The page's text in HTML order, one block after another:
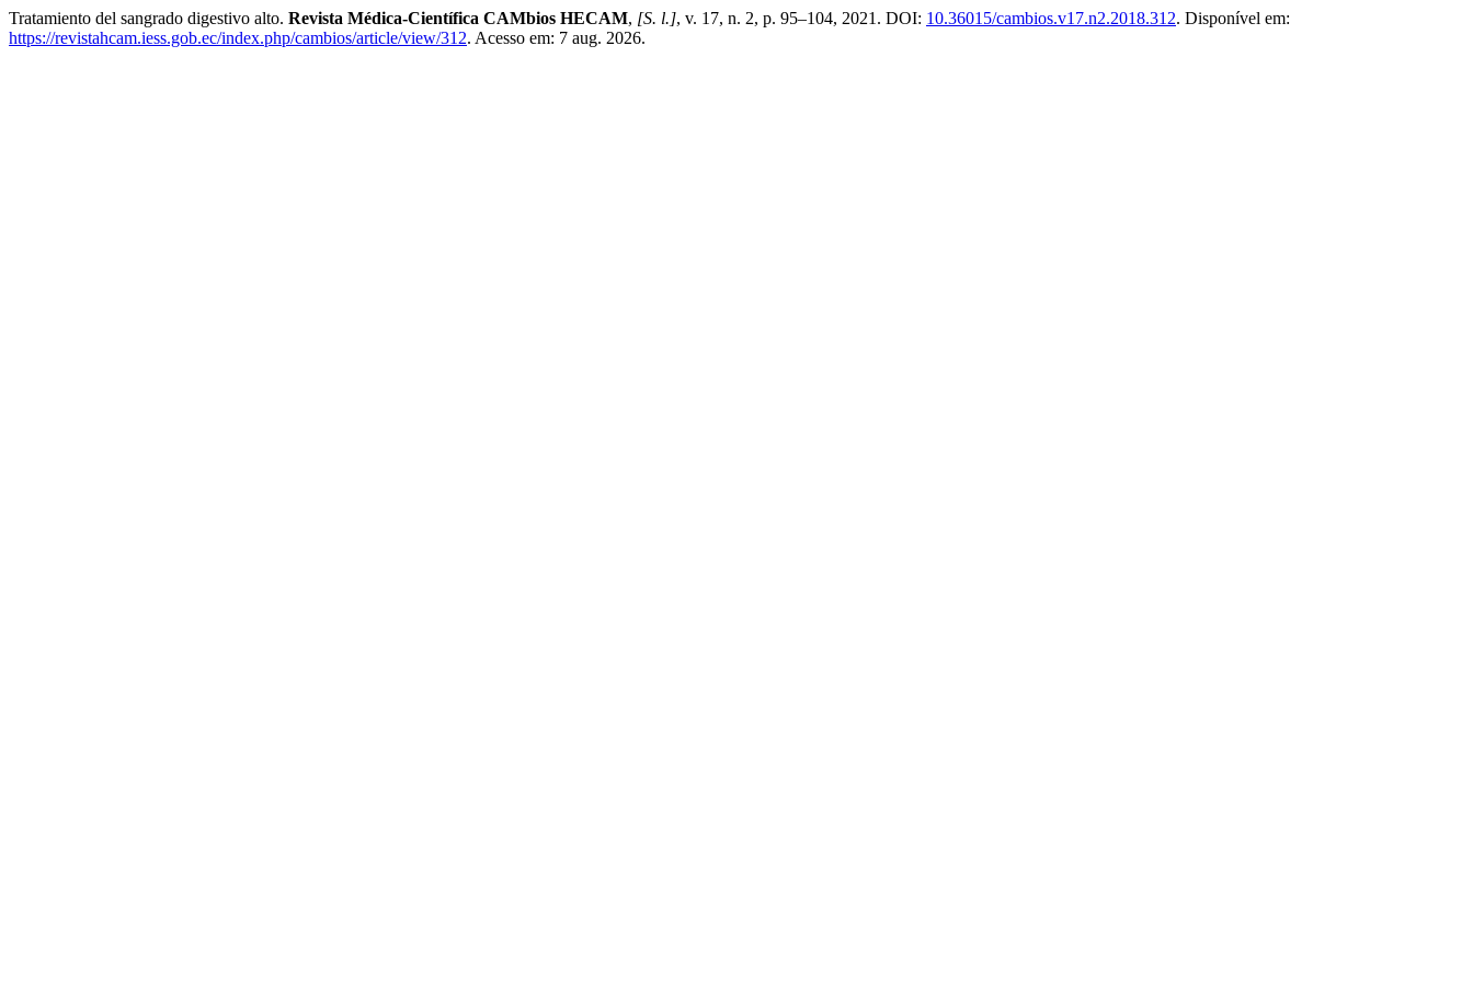
Tratamiento del sangrado digestivo alto. Revista Médica-Científica CAMbios HECAM, [S. l.], v. 17, n. 2, p. 95–104, 2021. DOI: 10.36015/cambios.v17.n2.2018.312. Disponível em:
https://revistahcam.iess.gob.ec/index.php/cambios/article/view/312. Acesso em: 7 aug. 2026.